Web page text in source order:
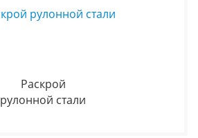
Раскрой
рулонной стали